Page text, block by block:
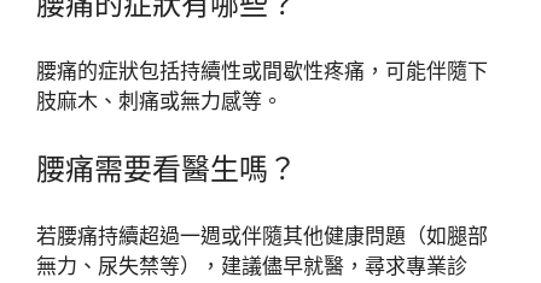
腰痛的症狀包括持續性或間歇性疼痛，可能伴隨下
肢麻木、刺痛或無力感等。
腰痛需要看醫生嗎？
若腰痛持續超過一週或伴隨其他健康問題（如腿部
無力、尿失禁等），建議儘早就醫，尋求專業診